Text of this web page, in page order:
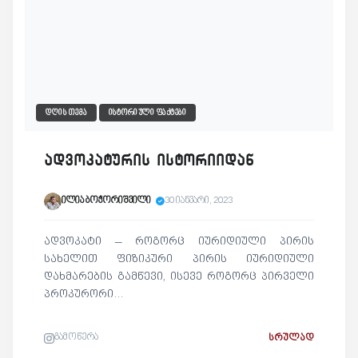
ᲓᲦᲘᲡ ᲗᲔᲛᲐ ᲘᲡᲢᲝᲠᲘᲣᲚᲘ ᲤᲐᲥᲢᲔᲑᲘ
ადვოკატურის ისტორიიდან
ილია ბოჭორიშვილი 30 იანვარი, 2023
ადვოკატი – როგორც იურიდიული პირის
სახელით ფიზიკური პირის იურიდიული
დახმარების გამწევი, ისევე როგორც პირველი
პროკურორი…
გამოწერა ᲡᲠᲣᲚᲐᲓ